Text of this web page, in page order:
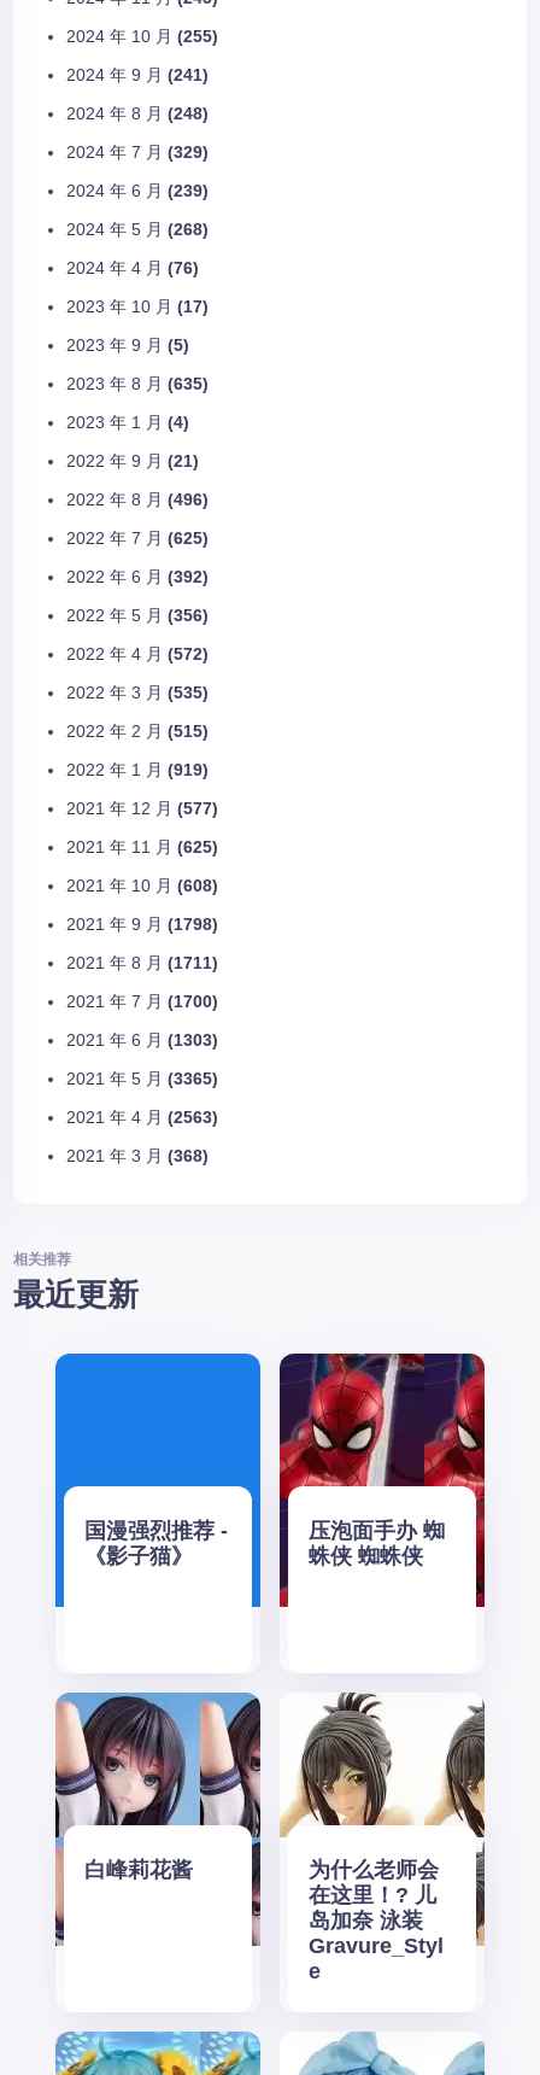
2024 年 10 月 (255)
2024 年 9 月 (241)
2024 年 8 月 (248)
2024 年 7 月 (329)
2024 年 6 月 (239)
2024 年 5 月 (268)
2024 年 4 月 (76)
2023 年 10 月 (17)
2023 年 9 月 (5)
2023 年 8 月 (635)
2023 年 1 月 (4)
2022 年 9 月 (21)
2022 年 8 月 (496)
2022 年 7 月 (625)
2022 年 6 月 (392)
2022 年 5 月 (356)
2022 年 4 月 (572)
2022 年 3 月 (535)
2022 年 2 月 (515)
2022 年 1 月 (919)
2021 年 12 月 (577)
2021 年 11 月 (625)
2021 年 10 月 (608)
2021 年 9 月 (1798)
2021 年 8 月 (1711)
2021 年 7 月 (1700)
2021 年 6 月 (1303)
2021 年 5 月 (3365)
2021 年 4 月 (2563)
2021 年 3 月 (368)
相关推荐
最近更新
国漫强烈推荐 -
《影子猫》
压泡面手办 蜘
蛛侠 蜘蛛侠
白峰莉花酱
为什么老师会
在这里！? 儿
岛加奈 泳装
Gravure_Styl
e